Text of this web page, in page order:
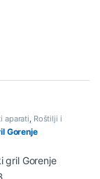
aparati, Roštilji i
Sniženo
Gorenje